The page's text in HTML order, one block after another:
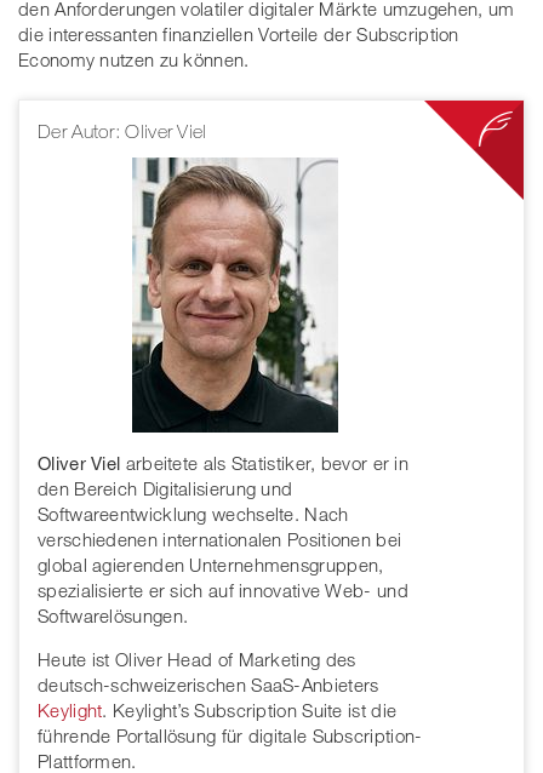
den Anforderungen volatiler digitaler Märkte umzugehen, um
die interessanten finanziellen Vorteile der Subscription
Economy nutzen zu können.
Der Autor: Oliver Viel
Oliver Viel arbeitete als Statistiker, bevor er in
den Bereich Digitalisierung und
Softwareentwicklung wechselte. Nach
verschiedenen internationalen Positionen bei
global agierenden Unternehmensgruppen,
spezialisierte er sich auf innovative Web- und
Softwarelösungen.
Heute ist Oliver Head of Marketing des
deutsch-schweizerischen SaaS-Anbieters
Keylight. Keylight’s Subscription Suite ist die
führende Portallösung für digitale Subscription-
Plattformen.